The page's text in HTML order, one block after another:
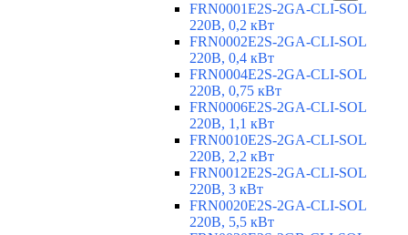
FRN0001E2S-2GA-CLI-SOL
220В, 0,2 кВт
FRN0002E2S-2GA-CLI-SOL
220В, 0,4 кВт
FRN0004E2S-2GA-CLI-SOL
220В, 0,75 кВт
FRN0006E2S-2GA-CLI-SOL
220В, 1,1 кВт
FRN0010E2S-2GA-CLI-SOL
220В, 2,2 кВт
FRN0012E2S-2GA-CLI-SOL
220В, 3 кВт
FRN0020E2S-2GA-CLI-SOL
220В, 5,5 кВт